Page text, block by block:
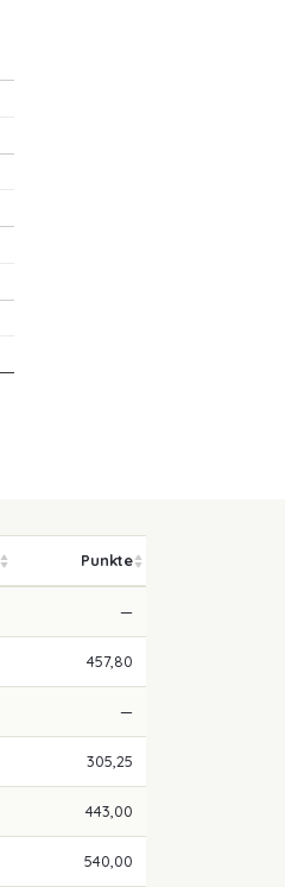
Punkte
—
457,80
—
305,25
443,00
540,00